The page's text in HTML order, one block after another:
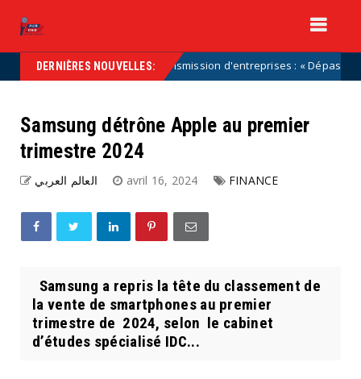
DERNIÈRES NOUVELLES:
Uncategorized Transmission d'entreprises : « Dépassons les
Samsung détrône Apple au premier
trimestre 2024
العالم العربي avril 16, 2024 FINANCE
Samsung a repris la tête du classement de
la vente de smartphones au premier
trimestre de 2024, selon le cabinet
d’études spécialisé IDC...